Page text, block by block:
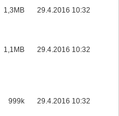
1,3MB 29.4.2016 10:32
1,1MB 29.4.2016 10:32
999k 29.4.2016 10:32